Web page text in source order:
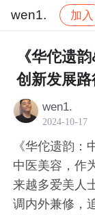
wen1. 加入
社区 wen1.
《华佗遗
创新发展路
wen1.
2024-10-17
《华佗遗韵：
中医美容，作
来越多爱美人
调内外兼修，